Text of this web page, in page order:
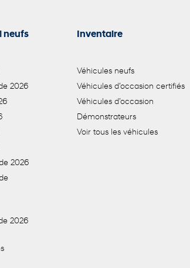
neufs
2026
2026
2026
Inventaire
Véhicules neufs
Véhicules d’occasion certifiés
Véhicules d’occasion
Démonstrateurs
Voir tous les véhicules